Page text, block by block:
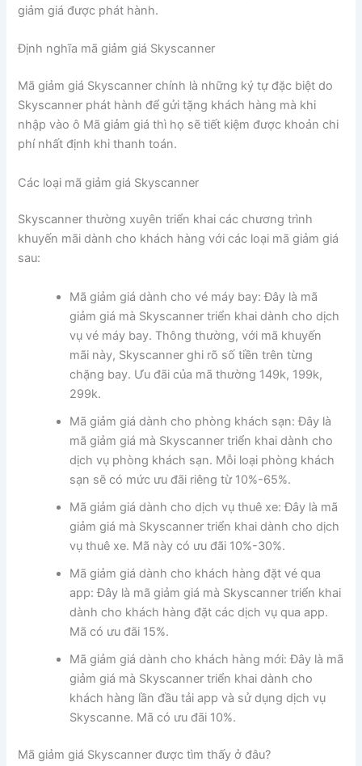
giảm giá được phát hành.
Định nghĩa mã giảm giá Skyscanner
Mã giảm giá Skyscanner chính là những ký tự đặc biệt do
Skyscanner phát hành để gửi tặng khách hàng mà khi
nhập vào ô Mã giảm giá thì họ sẽ tiết kiệm được khoản chi
phí nhất định khi thanh toán.
Các loại mã giảm giá Skyscanner
Skyscanner thường xuyên triển khai các chương trình
khuyến mãi dành cho khách hàng với các loại mã giảm giá
sau:
Mã giảm giá dành cho vé máy bay: Đây là mã
giảm giá mà Skyscanner triển khai dành cho dịch
vụ vé máy bay. Thông thường, với mã khuyến
mãi này, Skyscanner ghi rõ số tiền trên từng
chặng bay. Ưu đãi của mã thường 149k, 199k,
299k.
Mã giảm giá dành cho phòng khách sạn: Đây là
mã giảm giá mà Skyscanner triển khai dành cho
dịch vụ phòng khách sạn. Mỗi loại phòng khách
sạn sẽ có mức ưu đãi riêng từ 10%-65%.
Mã giảm giá dành cho dịch vụ thuê xe: Đây là mã
giảm giá mà Skyscanner triển khai dành cho dịch
vụ thuê xe. Mã này có ưu đãi 10%-30%.
Mã giảm giá dành cho khách hàng đặt vé qua
app: Đây là mã giảm giá mà Skyscanner triển khai
dành cho khách hàng đặt các dịch vụ qua app.
Mã có ưu đãi 15%.
Mã giảm giá dành cho khách hàng mới: Đây là mã
giảm giá mà Skyscanner triển khai dành cho
khách hàng lần đầu tải app và sử dụng dịch vụ
Skyscanne. Mã có ưu đãi 10%.
Mã giảm giá Skyscanner được tìm thấy ở đâu?